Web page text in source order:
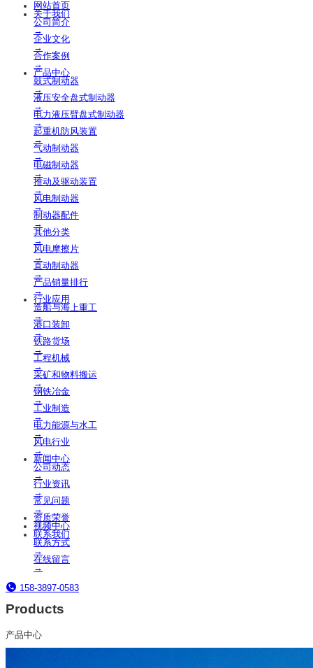
网站首页
关于我们
公司简介
→
企业文化
→
合作案例
→
产品中心
鼓式制动器
→
液压安全盘式制动器
→
电力液压臂盘式制动器
→
起重机防风装置
→
气动制动器
→
电磁制动器
→
推动及驱动装置
→
风电制动器
→
制动器配件
→
其他分类
→
风电摩擦片
→
直动制动器
→
产品销量排行
→
行业应用
造船与海上重工
→
港口装卸
→
铁路货场
→
工程机械
→
采矿和物料搬运
→
钢铁冶金
→
工业制造
→
电力能源与水工
→
风电行业
→
新闻中心
公司动态
→
行业资讯
→
常见问题
→
资质荣誉
视频中心
联系我们
联系方式
→
在线留言
→
158-3897-0583
Products
产品中心